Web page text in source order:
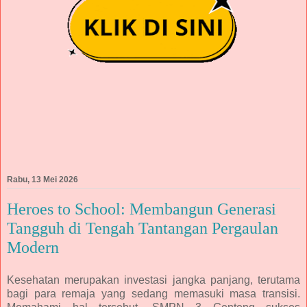
Rabu, 13 Mei 2026
Heroes to School: Membangun Generasi
Tangguh di Tengah Tantangan Pergaulan
Modern
Kesehatan merupakan investasi jangka panjang, terutama
bagi para remaja yang sedang memasuki masa transisi.